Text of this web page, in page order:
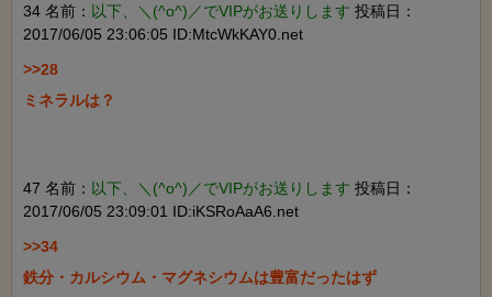
34 名前： 以下、＼(^o^)／でVIPがお送りします 投稿日：
2017/06/05 23:06:05 ID:MtcWkKAY0.net
>>28
ミネラルは？
47 名前： 以下、＼(^o^)／でVIPがお送りします 投稿日：
2017/06/05 23:09:01 ID:iKSRoAaA6.net
>>34
鉄分・カルシウム・マグネシウムは豊富だったはず